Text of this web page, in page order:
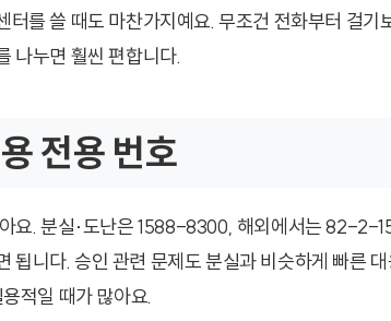
터를 쓸 때도 마찬가지예요. 무조건 전화부터 걸기
나누면 훨씬 편합니다.
전용 번호
요. 분실·도난은 1588-8300, 해외에서는 82-2-
니다. 승인 관련 문제도 분실과 비슷하게 빠른 대
적일 때가 많아요.